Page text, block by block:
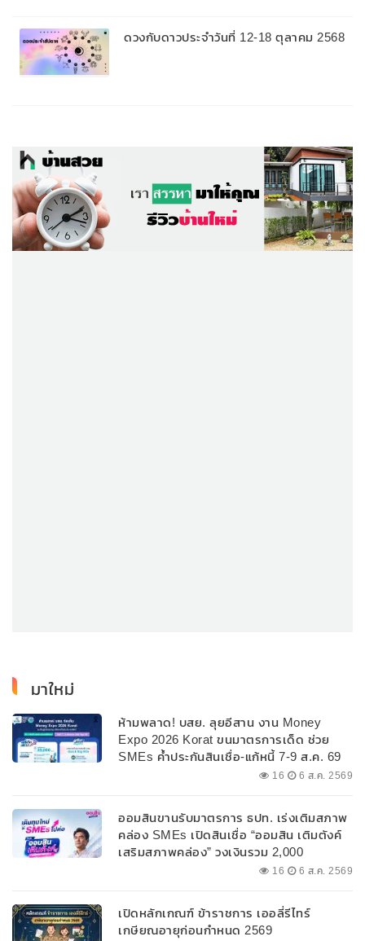
ดวงกับดาวประจำวันที่ 12-18 ตุลาคม 2568
มาใหม่
ห้ามพลาด! บสย. ลุยอีสาน งาน Money
Expo 2026 Korat ขนมาตรการเด็ด ช่วย
SMEs ค้ำประกันสินเชื่อ-แก้หนี้ 7-9 ส.ค. 69
16 6 ส.ค. 2569
ออมสินขานรับมาตรการ ธปท. เร่งเติมสภาพ
คล่อง SMEs เปิดสินเชื่อ “ออมสิน เติมตังค์
เสริมสภาพคล่อง” วงเงินรวม 2,000
ลบ.สนับสนุนเงินทุนหมุนเวียนวงเงินกู้สูงสุด
16 6 ส.ค. 2569
เปิดหลักเกณฑ์ ข้าราชการ เออลี่รีไทร์
เกษียณอายุก่อนกำหนด 2569